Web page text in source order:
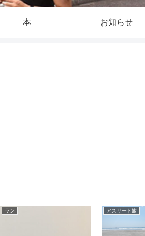
本 お知らせ
ラン アスリート旅